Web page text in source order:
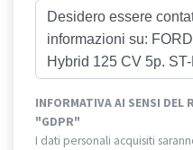
INFORMATIVA AI SENSI DEL
"GDPR"
I dati personali acquisiti